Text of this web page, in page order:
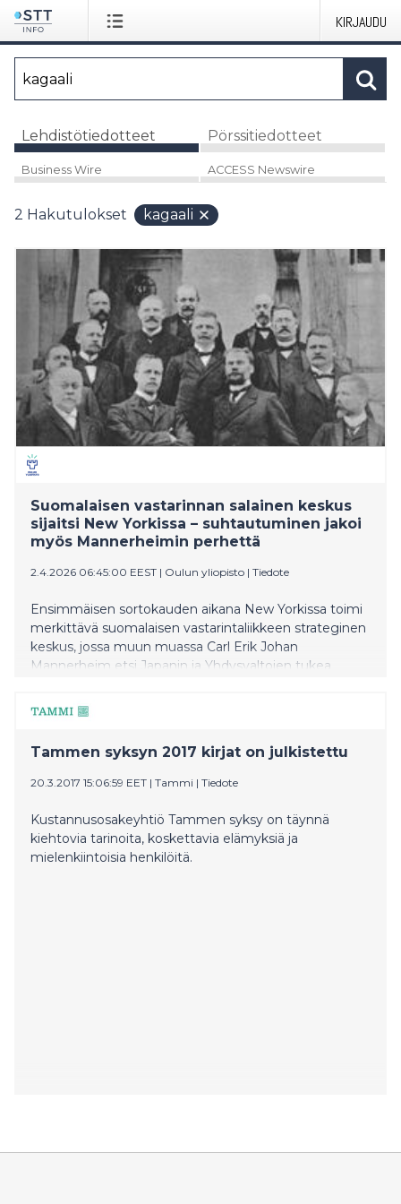
KIRJAUDU
Lehdistötiedotteet Pörssitiedotteet
Business Wire ACCESS Newswire
2 Hakutulokset kagaali
Suomalaisen vastarinnan salainen keskus
sijaitsi New Yorkissa – suhtautuminen jakoi
myös Mannerheimin perhettä
2.4.2026 06:45:00 EEST | Oulun yliopisto | Tiedote
Ensimmäisen sortokauden aikana New Yorkissa toimi
merkittävä suomalaisen vastarintaliikkeen strateginen
keskus, jossa muun muassa Carl Erik Johan
Mannerheim etsi Japanin ja Yhdysvaltojen tukea
Carl Gustaf Emil Mannerheim palveli Venäjän
armeijassa. Asiaan on saatu lisävalaistusta uudesta
suomalaisesta vastarinnasta.
Tammen syksyn 2017 kirjat on julkistettu
20.3.2017 15:06:59 EET | Tammi | Tiedote
Kustannusosakeyhtiö Tammen syksy on täynnä
kiehtovia tarinoita, koskettavia elämyksiä ja
mielenkiintoisia henkilöitä.